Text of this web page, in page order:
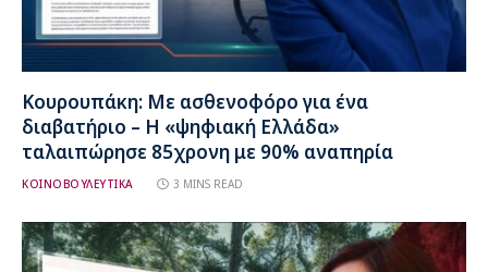
Κουρουπάκη: Με ασθενοφόρο για ένα
διαβατήριο – Η «ψηφιακή Ελλάδα»
ταλαιπώρησε 85χρονη με 90% αναπηρία
ΚΟΙΝΟΒΟΥΛΕΥΤΙΚΑ 3 MINS READ